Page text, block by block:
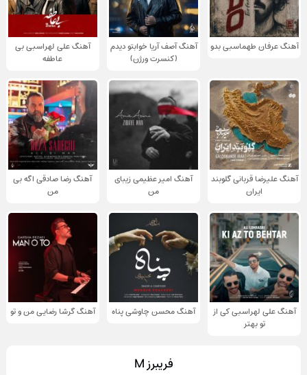
آهنگ عرفان طهماسبی بدو
آهنگ آصف آریا خوابتو دیدم
(کنسرت ورژن)
آهنگ علی لهراسبی بی
عاطفه
آهنگ علیرضا قربانی گلوبند
ایران
آهنگ امیر عظیمی زیبای
من
آهنگ رضا صادقی اگه بی
من
آهنگ علی لهراسبی کی از
تو ‌بهتر
آهنگ محسن چاوشی پناه آهنگ گرشا رضایی من و تو
فریبرز M